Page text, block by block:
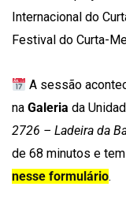
Internacional do
Festival do Curta-
A sessão
na Galeria da
2726 – Ladeira da
de 68 minutos e tem
nesse formulário.